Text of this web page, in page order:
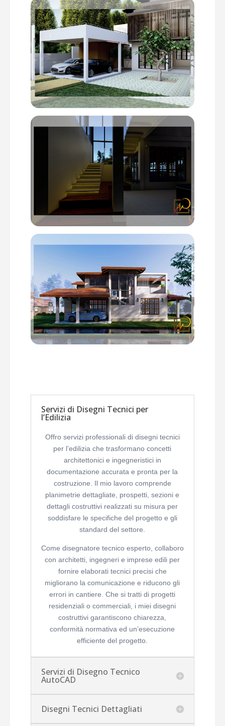
Servizi di Disegni Tecnici per
l’Edilizia
Offro servizi professionali di disegni tecnici
per l’edilizia che trasformano concetti
architettonici e ingegneristici in
documentazione accurata e pronta per la
costruzione. Il mio lavoro comprende
planimetrie dettagliate, prospetti, sezioni e
dettagli costruttivi realizzati su misura per
soddisfare le specifiche del progetto e gli
standard del settore.
Come disegnatore tecnico esperto, collaboro
con architetti, ingegneri e imprese edili per
fornire elaborati tecnici precisi che
migliorano la comunicazione e riducono gli
errori in cantiere. Che si tratti di progetti
residenziali o commerciali, i miei disegni
costruttivi garantiscono chiarezza,
conformità normativa ed un’esecuzione
efficiente del progetto.
Servizi di Disegno Tecnico
AutoCAD
Disegni Tecnici Dettagliati